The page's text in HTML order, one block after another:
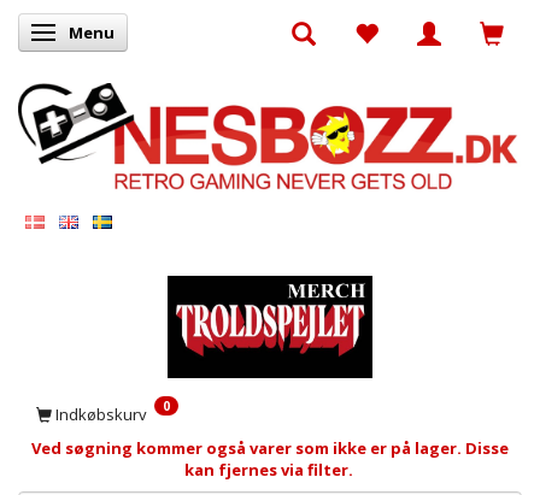
Skifte navigation
Menu
Indkøbskurv 0
Ved søgning kommer også varer som ikke er på lager. Disse
kan fjernes via filter.